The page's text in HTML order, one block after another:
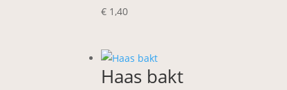
€ 1,40
Haas bakt